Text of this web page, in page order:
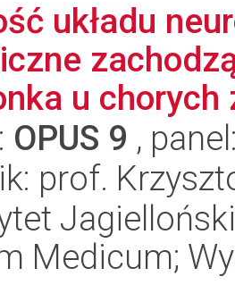
układu
u chorych
OPUS 9 ,
prof.
Medicum;